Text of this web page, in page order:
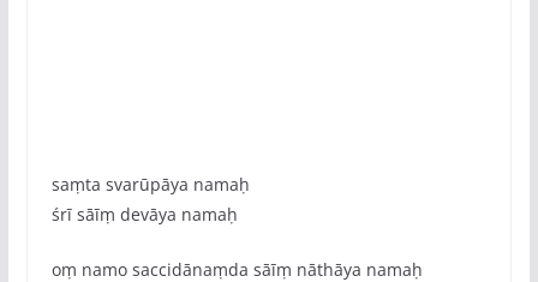
saṃta svarūpāya namaḥ
śrī sāīṃ devāya namaḥ
oṃ namo saccidānaṃda sāīṃ nāthāya namaḥ